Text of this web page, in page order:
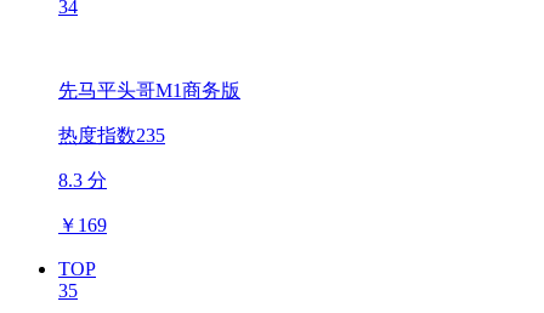
34
先马平头哥M1商务版
热度指数235
8.3 分
￥ 169
TOP
35